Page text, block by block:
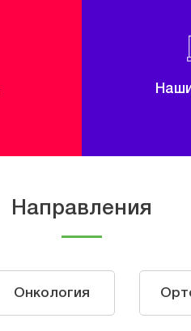
Направления
Онкология